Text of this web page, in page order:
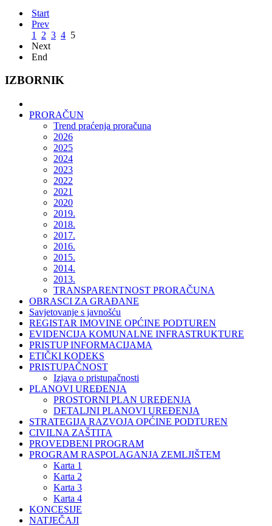
Start
Prev
1
2 3 4 5
Next
End
IZBORNIK
PRORAČUN
Trend praćenja proračuna
2026
2025
2024
2023
2022
2021
2020
2019.
2018.
2017.
2016.
2015.
2014.
2013.
TRANSPARENTNOST PRORAČUNA
OBRASCI ZA GRAĐANE
Savjetovanje s javnošću
REGISTAR IMOVINE OPĆINE PODTUREN
EVIDENCIJA KOMUNALNE INFRASTRUKTURE
PRISTUP INFORMACIJAMA
ETIČKI KODEKS
PRISTUPAČNOST
Izjava o pristupačnosti
PLANOVI UREĐENJA
PROSTORNI PLAN UREĐENJA
DETALJNI PLANOVI UREĐENJA
STRATEGIJA RAZVOJA OPĆINE PODTUREN
CIVILNA ZAŠTITA
PROVEDBENI PROGRAM
PROGRAM RASPOLAGANJA ZEMLJIŠTEM
Karta 1
Karta 2
Karta 3
Karta 4
KONCESIJE
NATJEČAJI